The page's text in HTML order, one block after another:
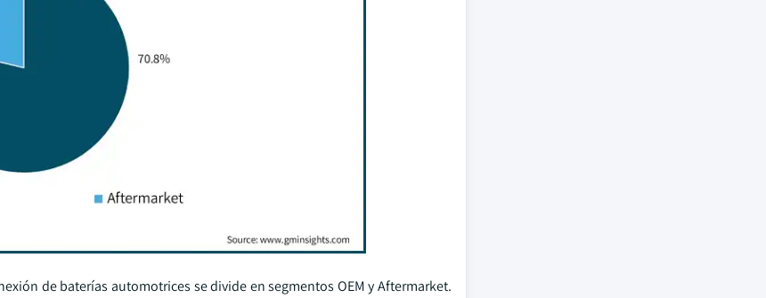
de baterías automotrices se divide en segmentos OEM y Aftermarket.